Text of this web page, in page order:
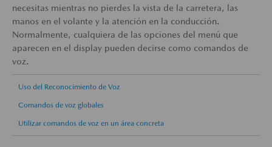
necesitas mientras no pierdes la vista de la carretera, las
manos en el volante y la atención en la conducción.
Normalmente, cualquiera de las opciones del menú que
aparecen en el display pueden decirse como comandos de
voz.
Uso del Reconocimiento de Voz
Comandos de voz globales
Utilizar comandos de voz en un área concreta